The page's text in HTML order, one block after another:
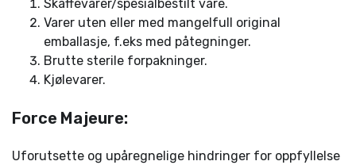
Skaffevarer/spesialbestilt vare.
Varer uten eller med mangelfull original
emballasje, f.eks med påtegninger.
Brutte sterile forpakninger.
Kjølevarer.
Force Majeure:
Uforutsette og upåregnelige hindringer for oppfyllelse